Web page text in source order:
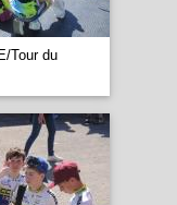
Tour du